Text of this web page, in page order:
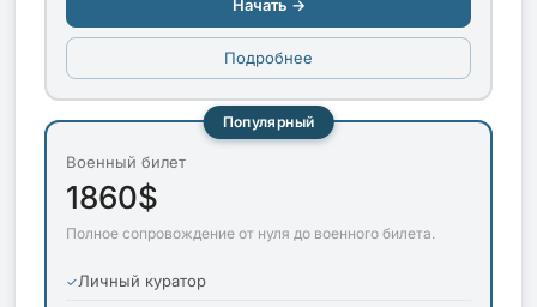
Начать →
Подробнее
Популярный
Военный билет
1860$
Полное сопровождение от нуля до военного билета.
Личный куратор